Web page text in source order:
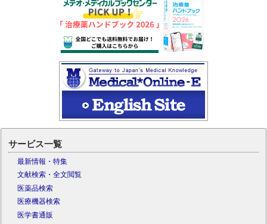
サービス一覧
最新情報・特集
文献検索・全文閲覧
医薬品検索
医療機器検索
医学書通販